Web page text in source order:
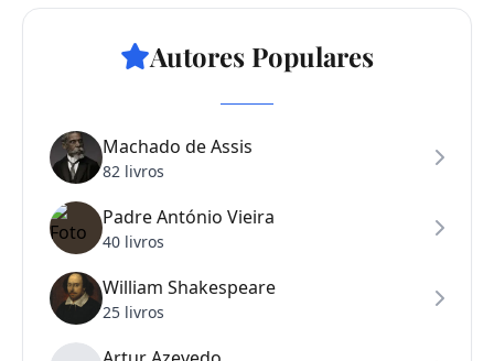
Autores Populares
Machado de Assis
82 livros
Padre António Vieira
40 livros
William Shakespeare
25 livros